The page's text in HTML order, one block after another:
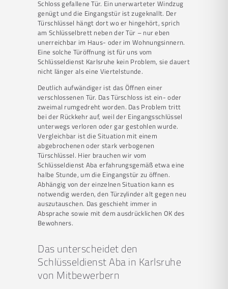
Schloss gefallene Tür. Ein unerwarteter Windzug
genügt und die Eingangstür ist zugeknallt. Der
Türschlüssel hängt dort wo er hingehört, sprich
am Schlüsselbrett neben der Tür – nur eben
unerreichbar im Haus- oder im Wohnungsinnern.
Eine solche Türöffnung ist für uns vom
Schlüsseldienst Karlsruhe kein Problem, sie dauert
nicht länger als eine Viertelstunde.
Deutlich aufwändiger ist das Öffnen einer
verschlossenen Tür. Das Türschloss ist ein- oder
zweimal rumgedreht worden. Das Problem tritt
bei der Rückkehr auf, weil der Eingangsschlüssel
unterwegs verloren oder gar gestohlen wurde.
Vergleichbar ist die Situation mit einem
abgebrochenen oder stark verbogenen
Türschlüssel. Hier brauchen wir vom
Schlüsseldienst Aba erfahrungsgemäß etwa eine
halbe Stunde, um die Eingangstür zu öffnen.
Abhängig von der einzelnen Situation kann es
notwendig werden, den Türzylinder alt gegen neu
auszutauschen. Das geschieht immer in
Absprache sowie mit dem ausdrücklichen OK des
Bewohners.
Das unterscheidet den
Schlüsseldienst Aba in Karlsruhe
von Mitbewerbern